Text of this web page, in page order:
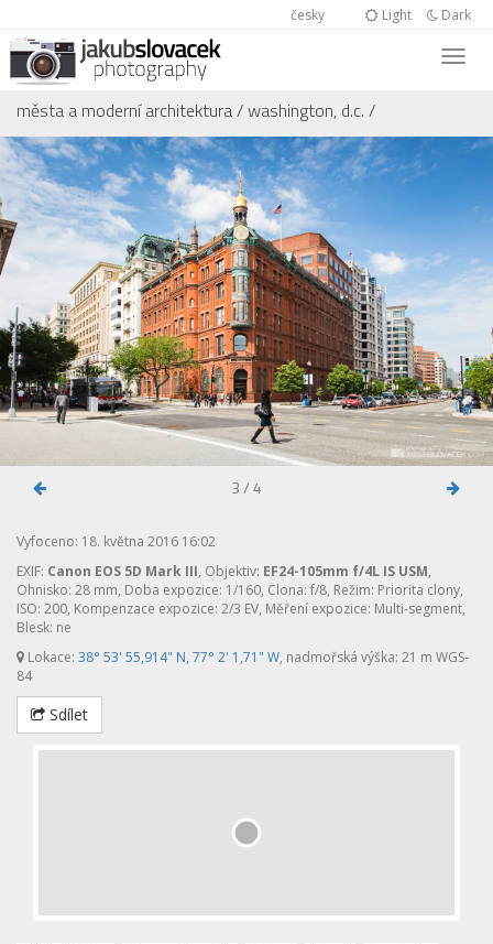
česky Light Dark
města a moderní architektura/washington, d.c. /
3 / 4
Vyfoceno: 18. května 2016 16:02
EXIF: Canon EOS 5D Mark III, Objektiv: EF24-105mm f/4L IS USM,
Ohnisko: 28 mm, Doba expozice: 1/160, Clona: f/8, Režim: Priorita clony,
ISO: 200, Kompenzace expozice: 2/3 EV, Měření expozice: Multi-segment,
Blesk: ne
Lokace: 38° 53' 55,914" N, 77° 2' 1,71" W, nadmořská výška: 21 m WGS-
84
Sdílet